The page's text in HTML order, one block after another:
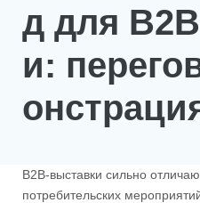
д для
и:
B2B-выставки сильно
потребительских